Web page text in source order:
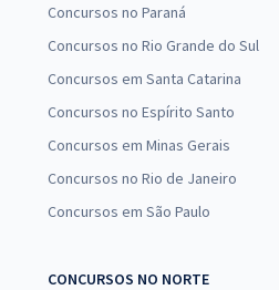
Concursos no Paraná
Concursos no Rio Grande do Sul
Concursos em Santa Catarina
Concursos no Espírito Santo
Concursos em Minas Gerais
Concursos no Rio de Janeiro
Concursos em São Paulo
CONCURSOS NO NORTE